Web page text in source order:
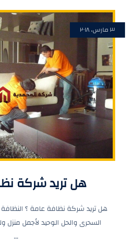
هل تريد شركة
٣ مارس، ٢٠١٨
هل تريد شركة نظافة عامة ؟
السحرى والحل الوحيد لأجمل منزل
...